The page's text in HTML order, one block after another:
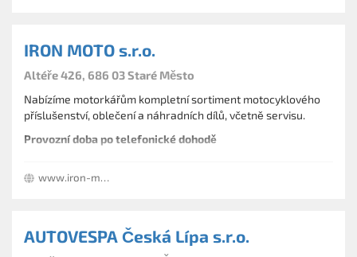
IRON MOTO s.r.o.
Altéře 426, 686 03 Staré Město
Nabízíme motorkářům kompletní sortiment motocyklového
příslušenství, oblečení a náhradních dílů, včetně servisu.
Provozní doba po telefonické dohodě
www.iron-moto.cz
AUTOVESPA Česká Lípa s.r.o.